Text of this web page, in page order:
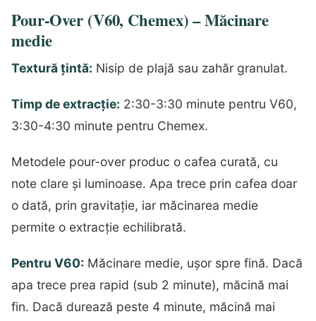
Pour-Over (V60, Chemex) – Măcinare
medie
Textură țintă: Nisip de plajă sau zahăr granulat.
Timp de extracție: 2:30-3:30 minute pentru V60,
3:30-4:30 minute pentru Chemex.
Metodele pour-over produc o cafea curată, cu
note clare și luminoase. Apa trece prin cafea doar
o dată, prin gravitație, iar măcinarea medie
permite o extracție echilibrată.
Pentru V60: Măcinare medie, ușor spre fină. Dacă
apa trece prea rapid (sub 2 minute), măcină mai
fin. Dacă durează peste 4 minute, măcină mai